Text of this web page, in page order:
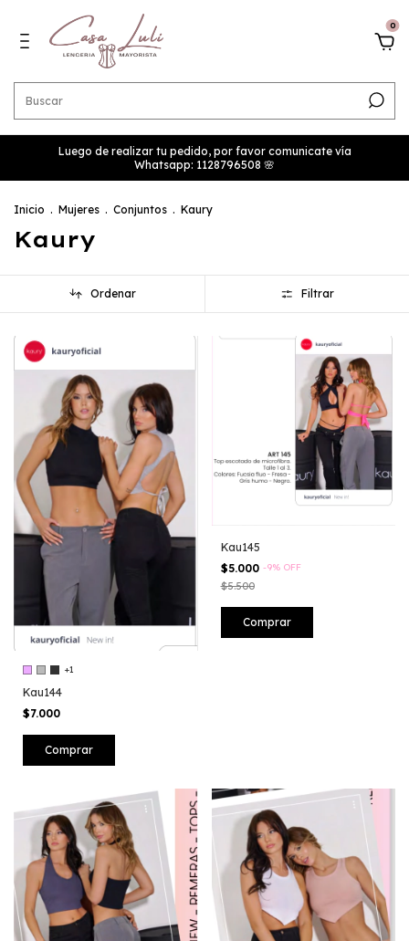
0
Luego de realizar tu pedido, por favor comunicate vía
Whatsapp: 1128796508 🌸
Inicio . Mujeres . Conjuntos . Kaury
Kaury
Ordenar Filtrar
+1
Kau144
$7.000
Comprar
Kau145
$5.000 -9% OFF
$5.500
Comprar